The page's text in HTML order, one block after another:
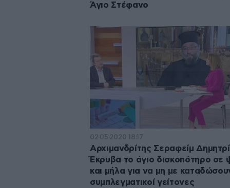
Άγιο Στέφανο
02·05·2020 18:17
Αρχιμανδρίτης Σεραφείμ
Έκρυβα το άγιο δισκοπότηρο σε
και μήλα για να μη με
συμπλεγματικοί γείτονες